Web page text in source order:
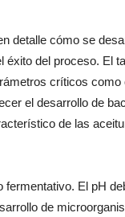
detalle cómo se
del proceso. El
críticos
el desarrollo de
de las
El pH
de